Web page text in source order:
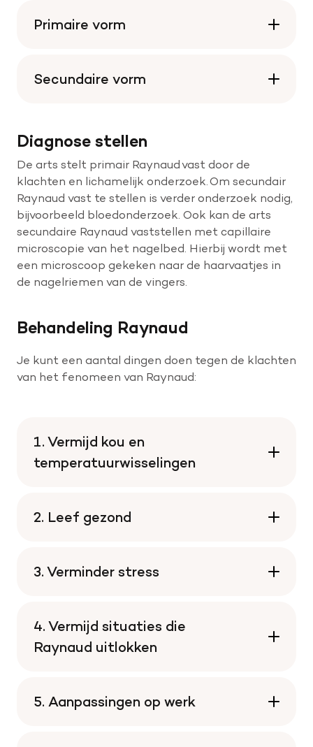
Primaire vorm
Secundaire vorm
Diagnose stellen
De arts stelt primair Raynaud vast door de
klachten en lichamelijk onderzoek. Om secundair
Raynaud vast te stellen is verder onderzoek nodig,
bijvoorbeeld bloedonderzoek. Ook kan de arts
secundaire Raynaud vaststellen met capillaire
microscopie van het nagelbed. Hierbij wordt met
een microscoop gekeken naar de haarvaatjes in
de nagelriemen van de vingers.
Behandeling Raynaud
Je kunt een aantal dingen doen tegen de klachten
van het fenomeen van Raynaud:
1. Vermijd kou en
temperatuurwisselingen
2. Leef gezond
3. Verminder stress
4. Vermijd situaties die
Raynaud uitlokken
5. Aanpassingen op werk